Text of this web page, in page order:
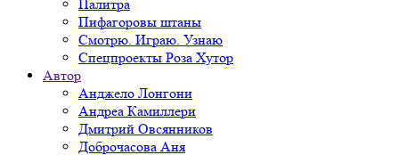
Палитра
Пифагоровы штаны
Смотрю. Играю. Узнаю
Спецпроекты Роза Хутор
Автор
Анджело Лонгони
Андреа Камиллери
Дмитрий Овсянников
Доброчасова Аня